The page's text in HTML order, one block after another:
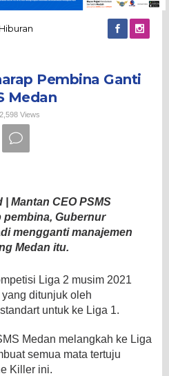
Ganti
PSMS
Medan
Pembina Ganti
Medan
2,598 Views
Mantan CEO PSMS
pembina, Gubernur
mengganti manajemen
Medan itu.
Liga 2 musim 2021
ditunjuk oleh
untuk ke Liga 1.
Medan melangkah ke Liga
semua mata tertuju
Killer ini.